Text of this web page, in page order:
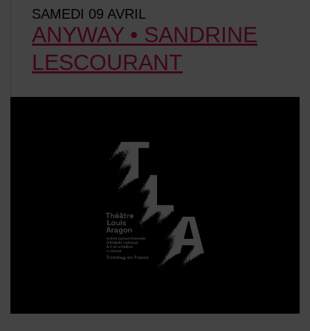
ANYWAY • SANDRINE
LESCOURANT
SAMEDI 09 AVRIL